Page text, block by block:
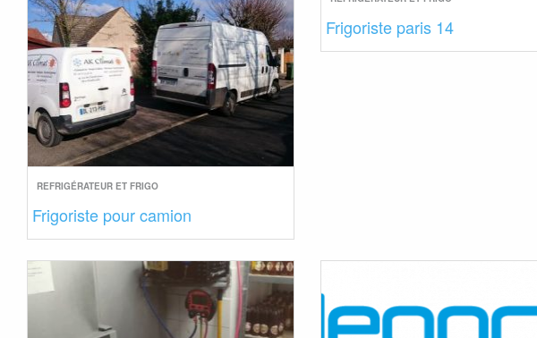
REFRIGÉRATEUR ET FRIGO
Frigoriste pour camion
Frigoriste paris 14